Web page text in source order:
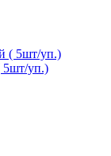
5шт/уп.)